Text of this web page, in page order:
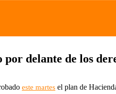
delante de los
este martes el plan de